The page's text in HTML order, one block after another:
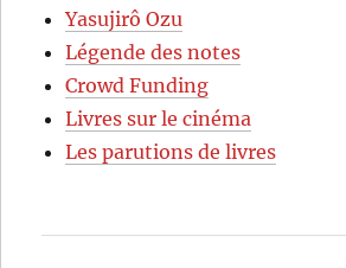
Yasujirô Ozu
Légende des notes
Crowd Funding
Livres sur le cinéma
Les parutions de livres